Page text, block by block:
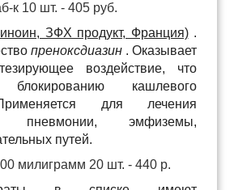
к 10 шт. - 405 руб.
ЗФХ продукт, Франция).
преноксдиазин . Оказывает
воздействие, что
блокированию кашлевого
для лечения
пневмонии, эмфиземы,
путей.
милиграмм 20 шт. - 440 р.